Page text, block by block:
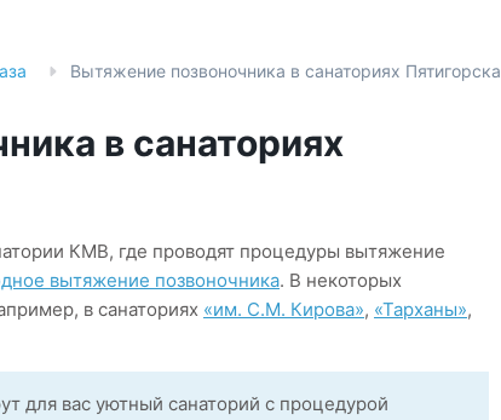
Вытяжение позвоночника в санаториях Пятигорска
в санаториях
КМВ, где проводят процедуры вытяжение
вытяжение позвоночника. В некоторых
в санаториях «им. С.М. Кирова», «Тарханы»,
для вас уютный санаторий с процедурой